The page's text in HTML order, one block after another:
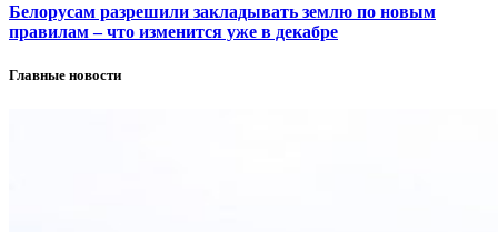
Белорусам разрешили закладывать землю по новым
правилам – что изменится уже в декабре
Главные новости